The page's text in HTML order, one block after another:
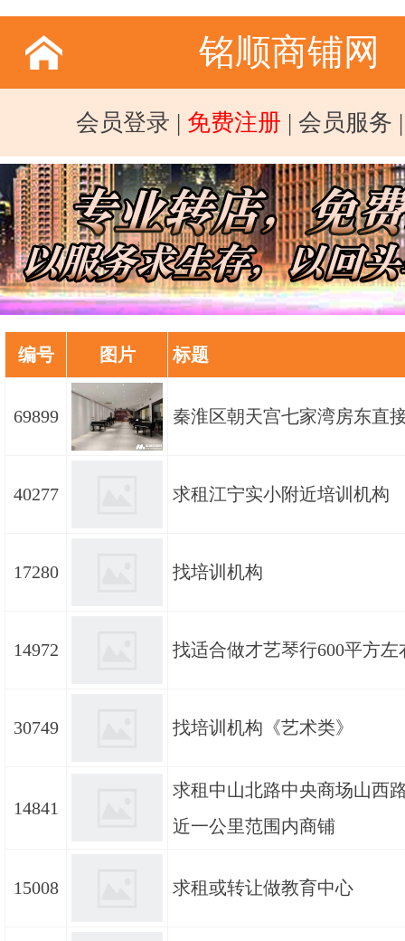
铭顺商铺网
会员登录 | 免费注册 | 会员服务
编号 图片 标题
69899 秦淮区朝天宫七家湾房东直
40277 求租江宁实小附近培训机构
17280 找培训机构
14972 找适合做才艺琴行600平方左
30749 找培训机构《艺术类》
14841
求租中山北路中央商场山西
近一公里范围内商铺
15008 求租或转让做教育中心